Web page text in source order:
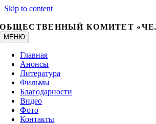
Skip to content
ОБЩЕСТВЕННЫЙ КОМИТЕТ
МЕНЮ
Главная
Анонсы
Литература
Фильмы
Благодарности
Видео
Фото
Контакты